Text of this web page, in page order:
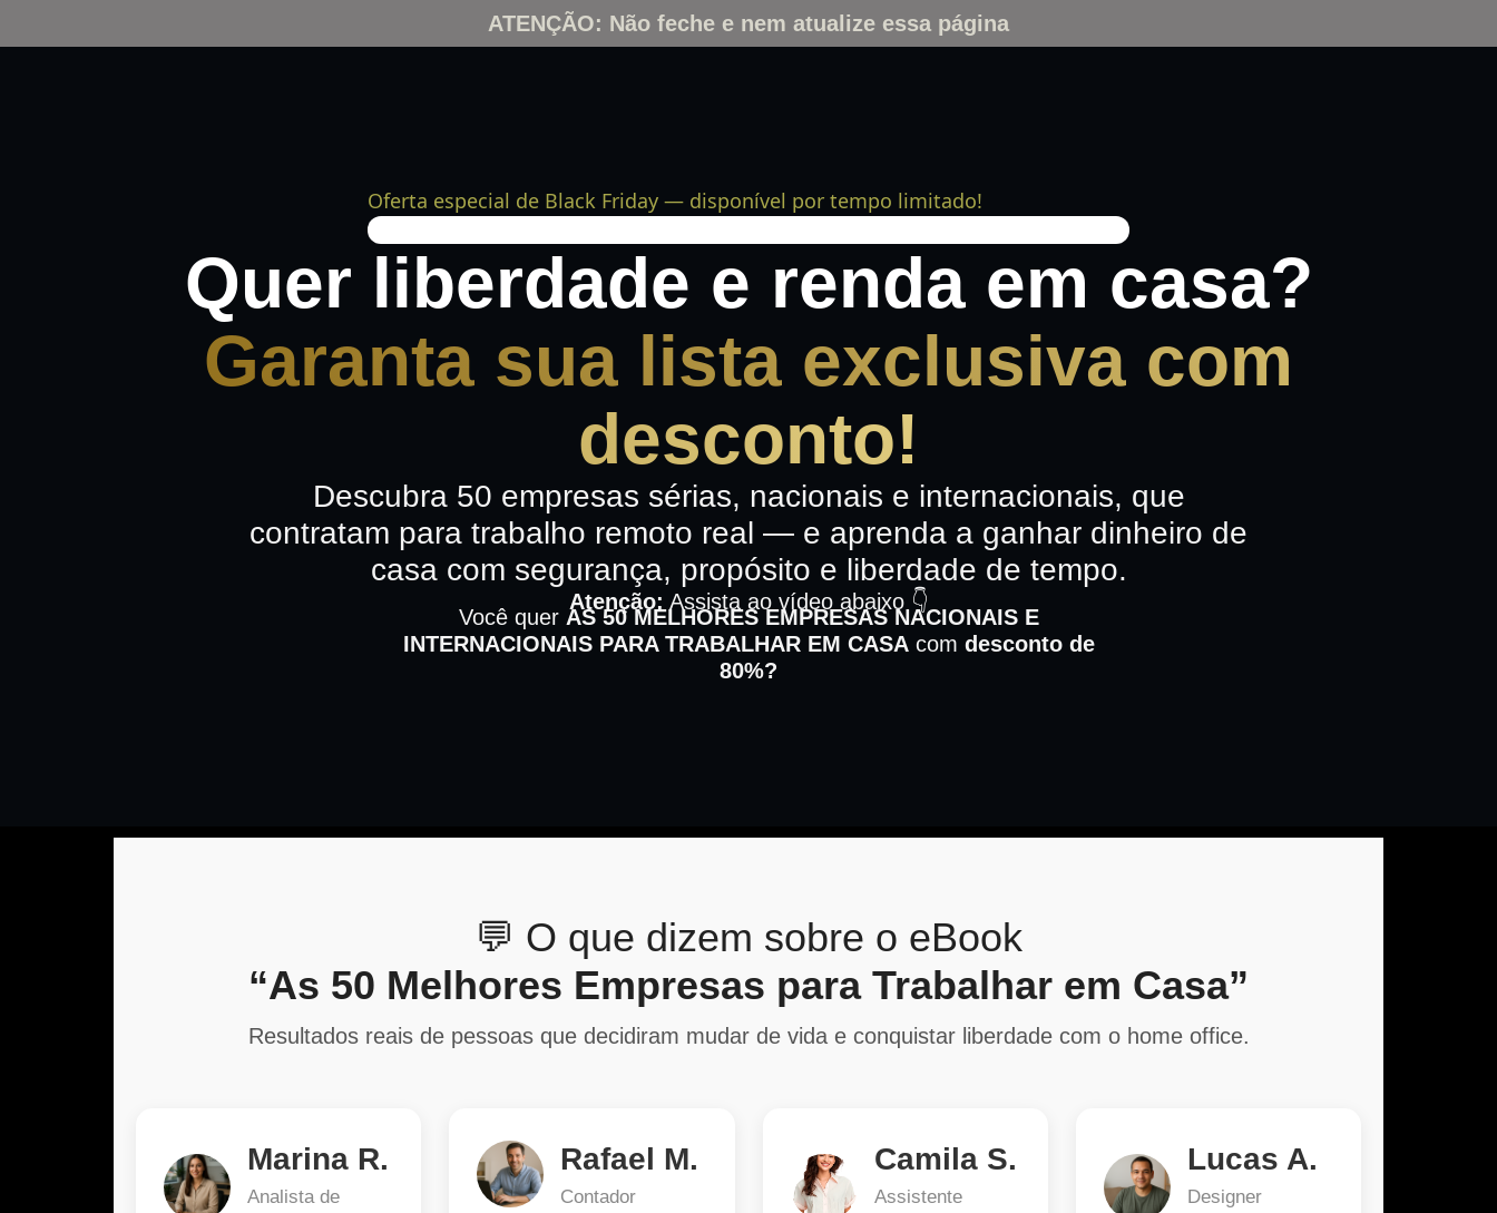
ATENÇÃO: Não feche e nem atualize essa página
Oferta especial de Black Friday — disponível por tempo limitado!
Quer liberdade e renda em casa?
Garanta sua lista exclusiva com
desconto!
Descubra 50 empresas sérias, nacionais e internacionais, que
contratam para trabalho remoto real — e aprenda a ganhar dinheiro de
casa com segurança, propósito e liberdade de tempo.
Atenção: Assista ao vídeo abaixo 👇
Você quer AS 50 MELHORES EMPRESAS NACIONAIS E
INTERNACIONAIS PARA TRABALHAR EM CASAcom desconto de
80%?
💬 O que dizem sobre o eBook
“As 50 Melhores Empresas para Trabalhar em Casa”
Resultados reais de pessoas que decidiram mudar de vida e conquistar liberdade com o home office.
Marina R.
Analista de
Rafael M.
Contador
Camila S.
Assistente
Lucas A.
Designer